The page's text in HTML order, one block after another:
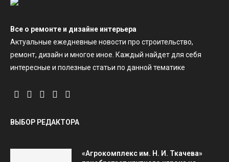
Все о ремонте и дизайне интерьера
Актуальные ежедневные новости про строительство,
ремонт, дизайн и многое иное. Каждый найдет для себя
интересные и полезные статьи по данной тематике
ВЫБОР РЕДАКТОРА
«Агрокомплекс им. Н. И. Ткачева»